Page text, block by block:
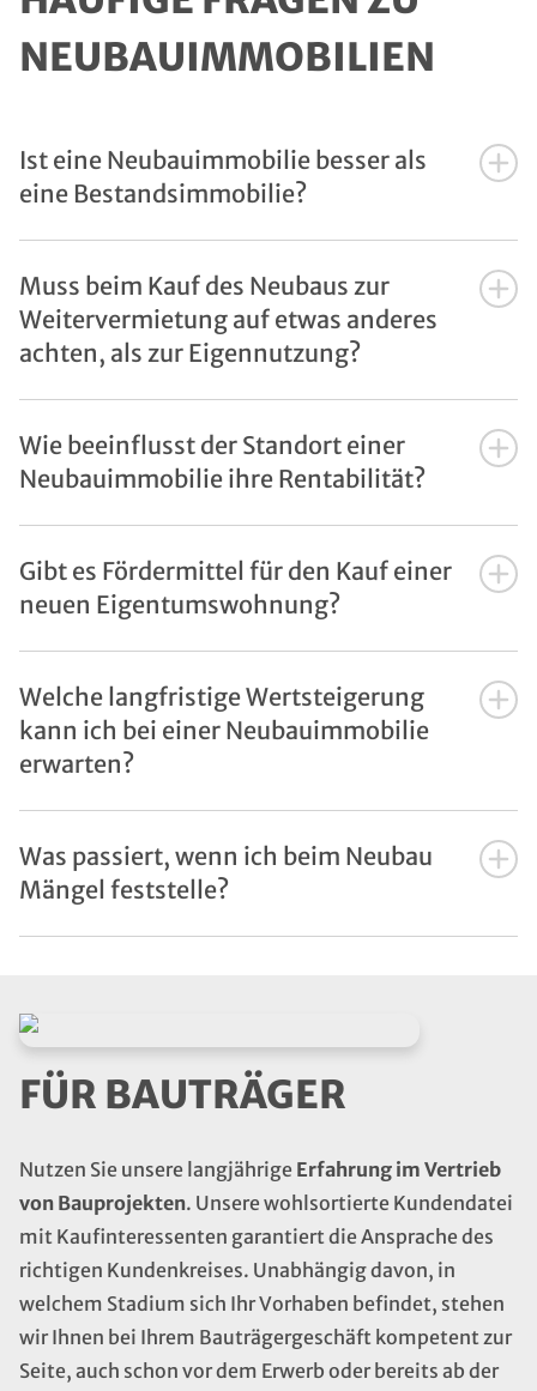
NEUBAUIMMOBILIEN
Ist eine Neubauimmobilie besser als
eine Bestandsimmobilie?
Muss beim Kauf des Neubaus zur
Weitervermietung auf etwas anderes
achten, als zur Eigennutzung?
Wie beeinflusst der Standort einer
Neubauimmobilie ihre Rentabilität?
Gibt es Fördermittel für den Kauf einer
neuen Eigentumswohnung?
Welche langfristige Wertsteigerung
kann ich bei einer Neubauimmobilie
erwarten?
Was passiert, wenn ich beim Neubau
Mängel feststelle?
FÜR BAUTRÄGER
Nutzen Sie unsere langjährige Erfahrung im Vertrieb
von Bauprojekten. Unsere wohlsortierte Kundendatei
mit Kaufinteressenten garantiert die Ansprache des
richtigen Kundenkreises. Unabhängig davon, in
welchem Stadium sich Ihr Vorhaben befindet, stehen
wir Ihnen bei Ihrem Bauträgergeschäft kompetent zur
Seite, auch schon vor dem Erwerb oder bereits ab der